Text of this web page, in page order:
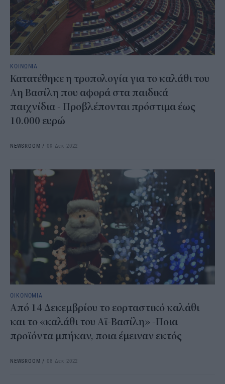
ΚΟΙΝΩΝΙΑ
Κατατέθηκε η τροπολογία για το καλάθι του
Αη Βασίλη που αφορά στα παιδικά
παιχνίδια - Προβλέπονται πρόστιμα έως
10.000 ευρώ
NEWSROOM / 09 Δεκ 2022
ΟΙΚΟΝΟΜΙΑ
Από 14 Δεκεμβρίου το εορταστικό καλάθι
και το «καλάθι του Αϊ-Βασίλη» -Ποια
προϊόντα μπήκαν, ποια έμειναν εκτός
NEWSROOM / 08 Δεκ 2022